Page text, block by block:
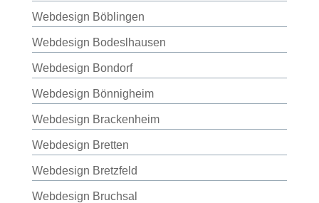
Webdesign Böblingen
Webdesign Bodeslhausen
Webdesign Bondorf
Webdesign Bönnigheim
Webdesign Brackenheim
Webdesign Bretten
Webdesign Bretzfeld
Webdesign Bruchsal